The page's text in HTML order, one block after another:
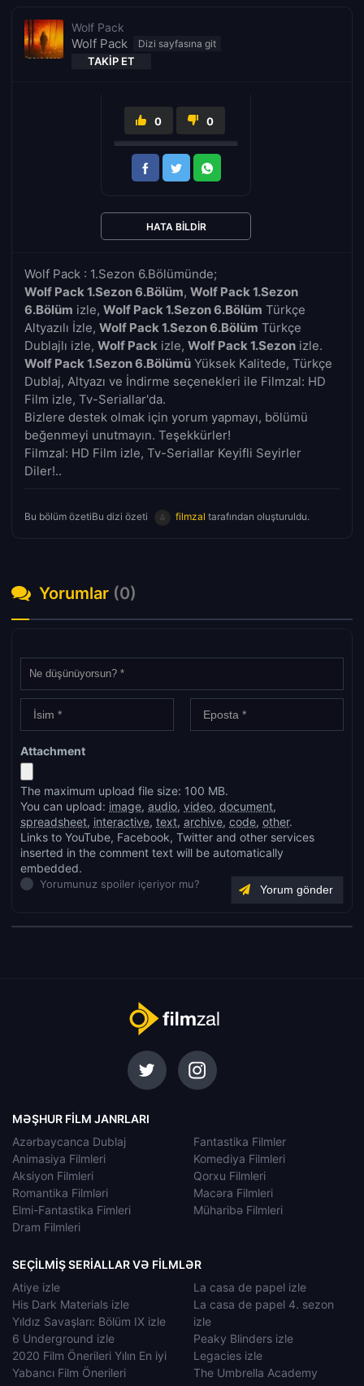
Wolf Pack
Wolf Pack
TAKIP ET
Wolf Pack : 1.Sezon 6.Bölümünde;
Wolf Pack 1.Sezon 6.Bölüm, Wolf Pack 1.Sezon
6.Bölüm izle, Wolf Pack 1.Sezon 6.Bölüm Türkçe
Altyazılı İzle, Wolf Pack 1.Sezon 6.Bölüm Türkçe
Dublajlı izle, Wolf Pack izle, Wolf Pack 1.Sezon izle.
Wolf Pack 1.Sezon 6.Bölümü Yüksek Kalitede, Türkçe
Dublaj, Altyazı ve İndirme seçenekleri ile Filmzal: HD
Film izle, Tv-Seriallar'da.
Bizlere destek olmak için yorum yapmayı, bölümü
beğenmeyi unutmayın. Teşekkürler!
Filmzal: HD Film izle, Tv-Seriallar Keyifli Seyirler
Diler!..
Bu bölüm özetiBu dizi özeti filmzal tarafından oluşturuldu.
0 0
HATA BILDIR
Yorumlar (0)
Attachment
The maximum upload file size: 100 MB.
You can upload: image, audio, video, document,
spreadsheet, interactive, text, archive, code, other.
Links to YouTube, Facebook, Twitter and other services
inserted in the comment text will be automatically
embedded.
Yorumunuz spoiler içeriyor mu?
MƏŞHUR FILM JANRLARI
Azərbaycanca Dublaj
Animasiya Filmleri
Aksiyon Filmleri
Romantika Filmləri
Elmi-Fantastika Fimleri
Dram Filmleri
Fantastika Filmler
Komediya Filmleri
Qorxu Filmleri
Macəra Filmleri
Müharibə Filmleri
SEÇILMIŞ SERIALLAR VƏ FILMLƏR
Atiye izle
His Dark Materials izle
Yıldız Savaşları: Bölüm IX izle
6 Underground izle
2020 Film Önerileri Yılın En iyi
Yabancı Film Önerileri
La casa de papel izle
La casa de papel 4. sezon
izle
Peaky Blinders izle
Legacies izle
The Umbrella Academy